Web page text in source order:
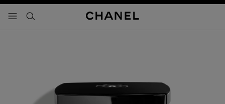
- navegación principal
buscar